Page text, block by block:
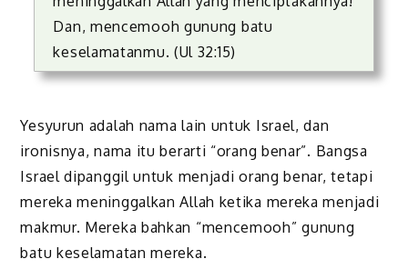
Dan, mencemooh gunung batu
keselamatanmu. (Ul 32:15)
Yesyurun ​​adalah nama lain untuk Israel, dan
ironisnya, nama itu berarti “orang benar”. Bangsa
Israel dipanggil untuk menjadi orang benar, tetapi
mereka meninggalkan Allah ketika mereka menjadi
makmur. Mereka bahkan “mencemooh” gunung
batu keselamatan mereka.